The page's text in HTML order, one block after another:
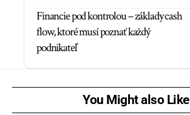
Financie pod kontrolou – základy cash
flow, ktoré musí poznať každý
podnikateľ
You Might also Like